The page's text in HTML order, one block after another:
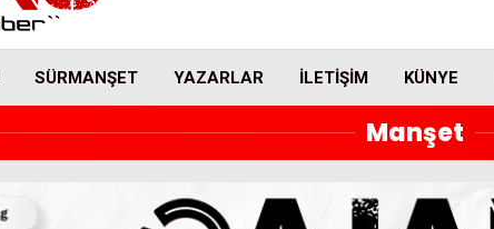
SÜRMANŞET YAZARLAR İLETIŞIM KÜNYE
Manşet